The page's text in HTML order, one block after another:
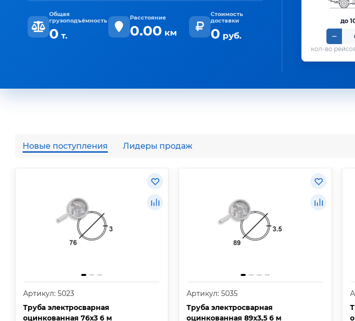
Общая
грузоподъёмность
0 т.
Расстояние
0.00 км
Стоимость
доставки
0 руб.
до
Новые поступления Лидеры продаж
Артикул: 5023
Труба электросварная
оцинкованная 76х3 6 м
Артикул: 5035
Труба электросварная
оцинкованная 89х3,5 6 м